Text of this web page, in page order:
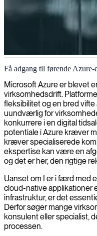
Cloud-arkitektur og
Vi leverer Azure Solution
implementerer skalerbare
virksomhed udnytter det
tjenester.
Få adgang til førende
Microsoft Azure er blevet
virksomhedsdrift.
fleksibilitet og en bred
uundværlig for
konkurrere i en digital
potentiale i Azure kræver
kræver specialiserede
ekspertise kan være en
og det er her, den rigtige
Uanset om I er i færd med
cloud-native applikationer
infrastruktur, er det
Derfor søger mange
konsulent eller specialist,
processen.